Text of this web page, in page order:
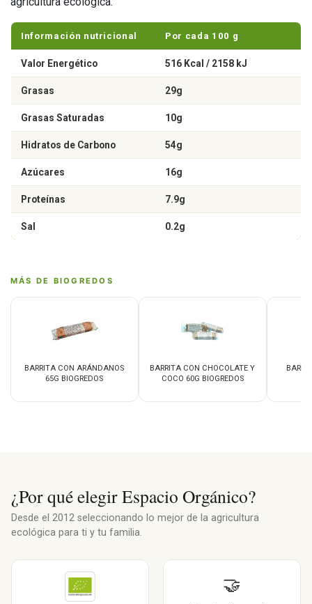
Información nutricional Por cada 100 g
Valor Energético 516 Kcal / 2158 kJ
Grasas 29g
Grasas Saturadas 10g
Hidratos de Carbono 54g
Azúcares 16g
Proteínas 7.9g
Sal 0.2g
MÁS DE BIOGREDOS
BARRITA CON ARÁNDANOS
65G BIOGREDOS
BARRITA CON CHOCOLATE Y
COCO 60G BIOGREDOS
¿Por qué elegir Espacio Orgánico?
Desde el 2012 seleccionando lo mejor de la agricultura
ecológica para ti y tu familia.
🤝